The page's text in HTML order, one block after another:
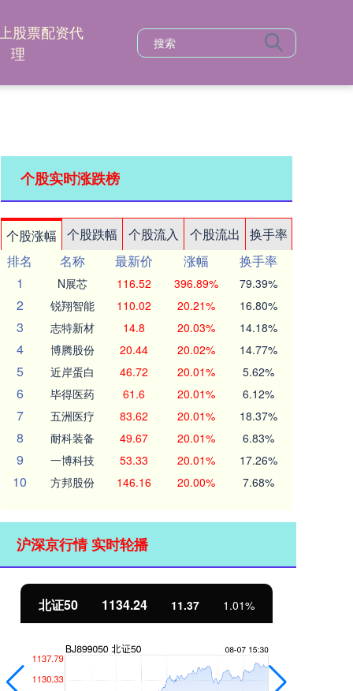
股票配资代
理
个股实时涨跌榜
个股涨幅 个股跌幅 个股流入 个股流出
换手率
排名
名称 最新价 涨幅
换手率
1
N展芯 116.52 396.89% 79.39%
2 锐翔智能 110.02 20.21% 16.80%
3 志特新材 14.8 20.03% 14.18%
4 博腾股份 20.44 20.02% 14.77%
5 近岸蛋白 46.72 20.01% 5.62%
6 毕得医药 61.6 20.01% 6.12%
7 五洲医疗 83.62 20.01% 18.37%
8 耐科装备 49.67 20.01% 6.83%
9 一博科技 53.33 20.01% 17.26%
10 方邦股份 146.16 20.00% 7.68%
沪深京行情 实时轮播
北证50 1134.24 11.37 1.01%